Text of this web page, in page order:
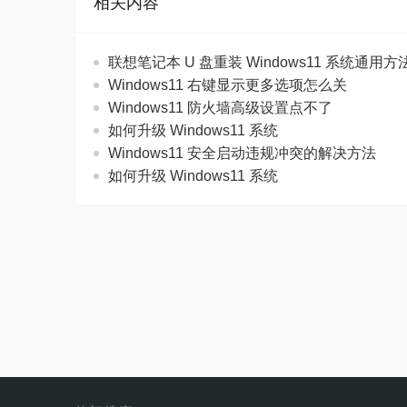
联想笔记本 U 盘重装 Windows11 系统通用方
Windows11 右键显示更多选项怎么关
Windows11 防火墙高级设置点不了
如何升级 Windows11 系统
Windows11 安全启动违规冲突的解决方法
如何升级 Windows11 系统